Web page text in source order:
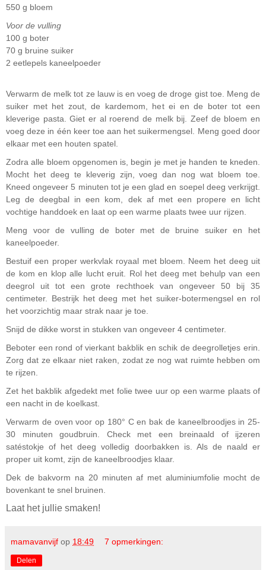
550 g bloem
Voor de vulling
100 g boter
70 g bruine suiker
2 eetlepels kaneelpoeder
Verwarm de melk tot ze lauw is en voeg de droge gist toe. Meng de
suiker met het zout, de kardemom, het ei en de boter tot een
kleverige pasta. Giet er al roerend de melk bij. Zeef de bloem en
voeg deze in één keer toe aan het suikermengsel. Meng goed door
elkaar met een houten spatel.
Zodra alle bloem opgenomen is, begin je met je handen te kneden.
Mocht het deeg te kleverig zijn, voeg dan nog wat bloem toe.
Kneed ongeveer 5 minuten tot je een glad en soepel deeg verkrijgt.
Leg de deegbal in een kom, dek af met een propere en licht
vochtige handdoek en laat op een warme plaats twee uur rijzen.
Meng voor de vulling de boter met de bruine suiker en het
kaneelpoeder.
Bestuif een proper werkvlak royaal met bloem. Neem het deeg uit
de kom en klop alle lucht eruit. Rol het deeg met behulp van een
deegrol uit tot een grote rechthoek van ongeveer 50 bij 35
centimeter. Bestrijk het deeg met het suiker-botermengsel en rol
het voorzichtig maar strak naar je toe.
Snijd de dikke worst in stukken van ongeveer 4 centimeter.
Beboter een rond of vierkant bakblik en schik de deegrolletjes erin.
Zorg dat ze elkaar niet raken, zodat ze nog wat ruimte hebben om
te rijzen.
Zet het bakblik afgedekt met folie twee uur op een warme plaats of
een nacht in de koelkast.
Verwarm de oven voor op 180° C en bak de kaneelbroodjes in 25-
30 minuten goudbruin. Check met een breinaald of ijzeren
satéstokje of het deeg volledig doorbakken is. Als de naald er
proper uit komt, zijn de kaneelbroodjes klaar.
Dek de bakvorm na 20 minuten af met aluminiumfolie mocht de
bovenkant te snel bruinen.
Laat het jullie smaken!
mamavanvijf op 18:49 7 opmerkingen:
Delen